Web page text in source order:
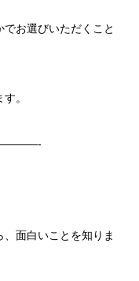
お選びいただくこと
。
面白いことを知りま